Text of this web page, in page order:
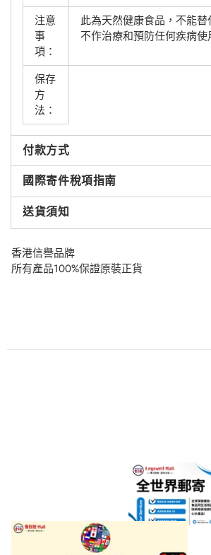
注意
事
項：
此為天然健康食品，不能
不作治療和預防任何疾病使
保存
方
法：
付款方式
國際寄件稅項指南
送貨須知
香港信譽品牌
所有產品100%保證原裝正貨